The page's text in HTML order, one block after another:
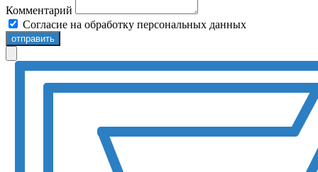
Комментарий
Согласие на обработку персональных данных
отправить